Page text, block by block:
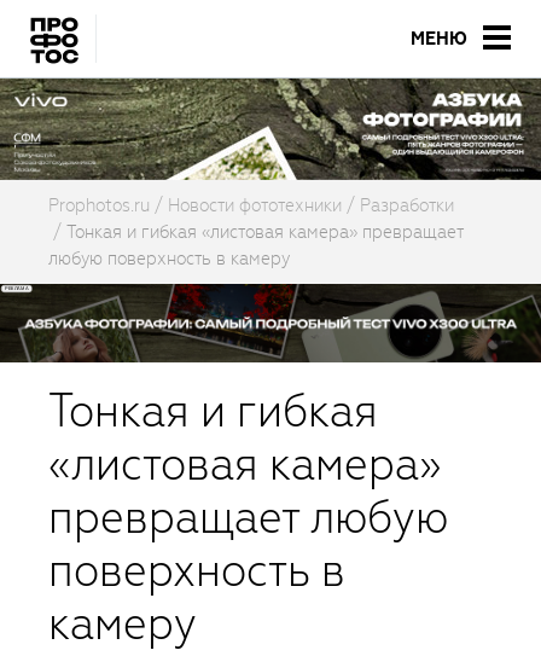
МЕНЮ
Prophotos.ru Новости фототехники
Разработки
Тонкая и гибкая «листовая камера» превращает
любую поверхность в камеру
Тонкая и гибкая
«листовая камера»
превращает любую
поверхность в
камеру